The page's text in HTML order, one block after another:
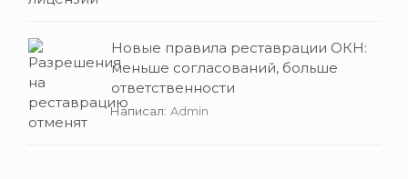
Новые правила реставрации ОКН:
меньше согласований, больше
ответственности
Написал: Admin